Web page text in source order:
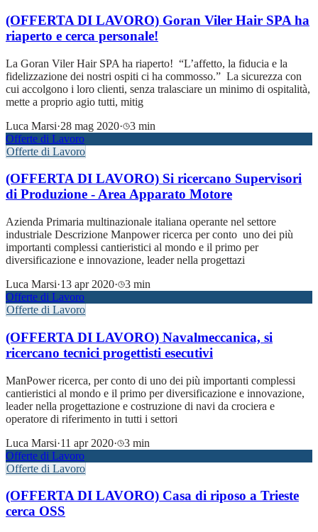
(OFFERTA DI LAVORO) Goran Viler Hair SPA ha
riaperto e cerca personale!
La Goran Viler Hair SPA ha riaperto! “L’affetto, la fiducia e la
fidelizzazione dei nostri ospiti ci ha commosso.” La sicurezza con
cui accolgono i loro clienti, senza tralasciare un minimo di ospitalità,
mette a proprio agio tutti, mitig
Luca Marsi·28 mag 2020·
3 min
Offerte di Lavoro
Offerte di Lavoro
(OFFERTA DI LAVORO) Si ricercano Supervisori
di Produzione - Area Apparato Motore
Azienda Primaria multinazionale italiana operante nel settore
industriale Descrizione Manpower ricerca per conto uno dei più
importanti complessi cantieristici al mondo e il primo per
diversificazione e innovazione, leader nella progettazi
Luca Marsi·13 apr 2020·
3 min
Offerte di Lavoro
Offerte di Lavoro
(OFFERTA DI LAVORO) Navalmeccanica, si
ricercano tecnici progettisti esecutivi
ManPower ricerca, per conto di uno dei più importanti complessi
cantieristici al mondo e il primo per diversificazione e innovazione,
leader nella progettazione e costruzione di navi da crociera e
operatore di riferimento in tutti i settori
Luca Marsi·11 apr 2020·
3 min
Offerte di Lavoro
Offerte di Lavoro
(OFFERTA DI LAVORO) Casa di riposo a Trieste
cerca OSS